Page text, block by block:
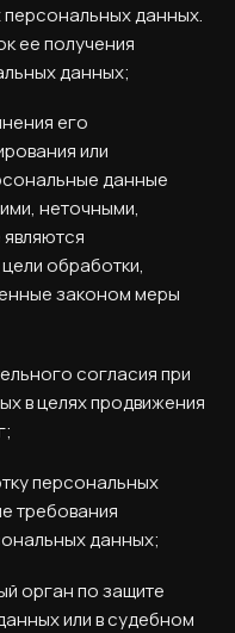
персональных данных.
ее получения
данных;
его
или
данные
неточными,
обработки,
законом меры
согласия при
в целях продвижения
персональных
требования
данных;
орган по защите
или в судебном